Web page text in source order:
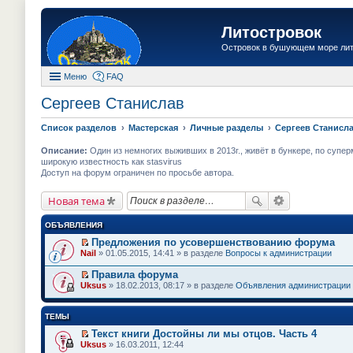
Литостровок
Островок в бушующем море
Меню FAQ
Сергеев Станислав
Список разделов Мастерская Личные разделы Сергеев
Описание: Один из немногих выживших в 2013г., живёт в бункере, по
широкую известность как stasvirus
Доступ на форум ограничен по просьбе автора.
Новая тема
ОБЪЯВЛЕНИЯ
П
р
е
й
т
и
п
р
Предложения по усовершенствованию форума
Nail » 01.05.2015, 14:41 » в разделе Вопросы к администрации
П
р
т
к
Правила форума
Uksus » 18.02.2013, 08:17 » в разделе Объявления администрации
ТЕМЫ
П
Текст книги Достойны ли мы отцов. Часть 4
Uksus » 16.03.2011, 12:44